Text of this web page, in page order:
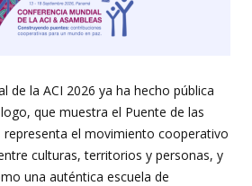
de la ACI 2026 ya ha hecho pública
que muestra el Puente de las
representa el movimiento cooperativo
culturas, territorios y personas, y
una auténtica escuela de